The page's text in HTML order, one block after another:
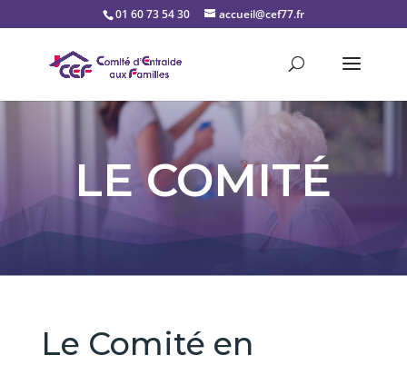
01 60 73 54 30 accueil@cef77.fr
LE COMITÉ
Le Comité en